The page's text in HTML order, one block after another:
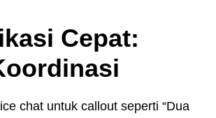
Cepat:
chat untuk callout seperti “Dua